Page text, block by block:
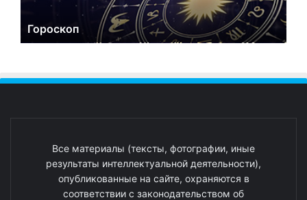
Гороскоп
Все материалы (тексты, фотографии, иные
результаты интеллектуальной деятельности),
опубликованные на сайте, охраняются в
соответствии с законодательством об